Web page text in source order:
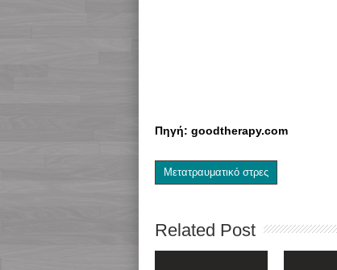
Πηγή: goodtherapy.com
Μετατραυματικό στρες
Related Post